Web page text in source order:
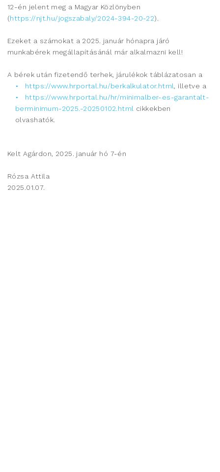
12-én jelent meg a Magyar Közlönyben
(https://njt.hu/jogszabaly/2024-394-20-22).
Ezeket a számokat a 2025. január hónapra járó
munkabérek megállapításánál már alkalmazni kell!
A bérek után fizetendő terhek, járulékok táblázatosan a
https://www.hrportal.hu/berkalkulator.html
, illetve a
https://www.hrportal.hu/hr/minimalber-es-garantalt-
berminimum-2025.-20250102.html cikkekben
olvashatók.
Kelt Agárdon, 2025. január hó 7-én
Rózsa Attila
2025.01.07.